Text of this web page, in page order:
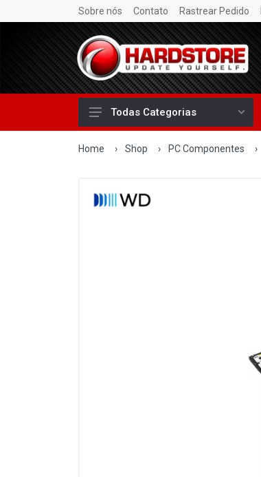
Sobre nós Contato Rastrear Pedido
Todas Categorias
Home › Shop › PC Componentes ›